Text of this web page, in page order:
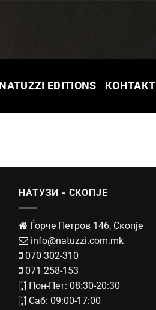
NATUZZI EDITIONS КОНТАКТ
НАТУЗИ - СКОПЈЕ
Ѓорче Петров 146, Скопје
info@natuzzi.com.mk
070 302-310
071 258-153
Пон-Пет: 08:30-20:30
Саб: 09:00-17:00